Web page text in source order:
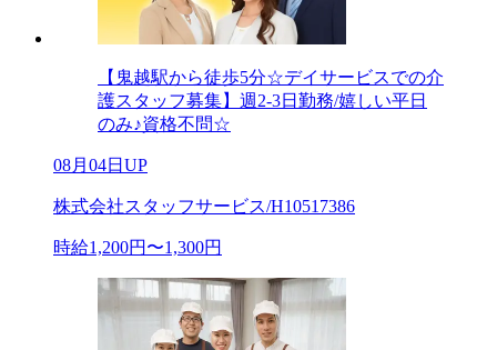
【鬼越駅から徒歩5分☆デイサービスでの介
護スタッフ募集】週2-3日勤務/嬉しい平日
のみ♪資格不問☆
08月04日UP
株式会社スタッフサービス/H10517386
時給1,200円〜1,300円